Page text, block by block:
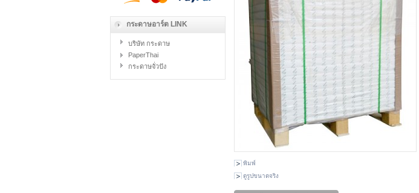
กระดาษอาร์ต LINK
บริษัท กระดาษ
PaperThai
กระดาษจั่วปัง
พิมพ์
ดูรูปขนาดจริง